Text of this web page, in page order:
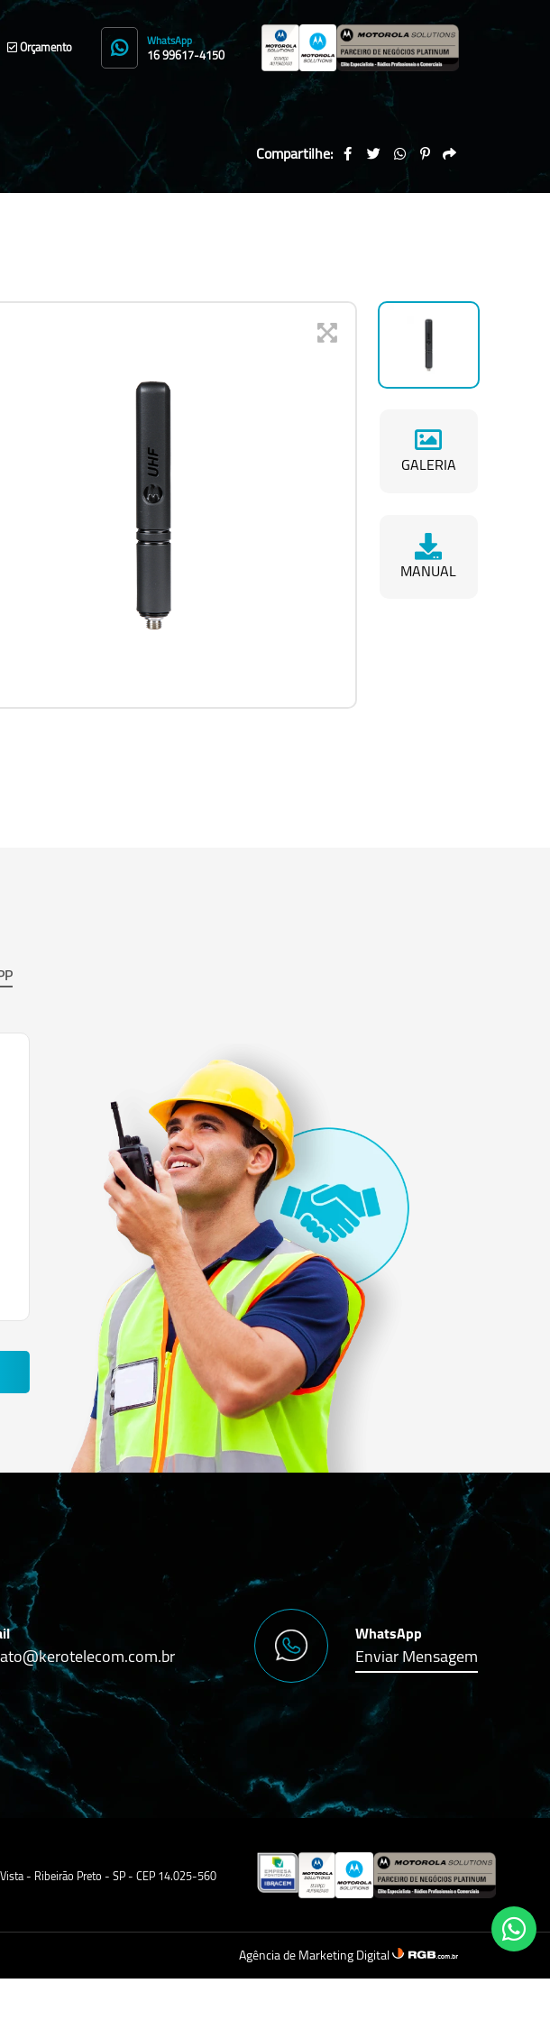
Orçamento WhatsApp
16 99617-4150
Compartilhe:
GALERIA
MANUAL
WhatsApp
Enviar Mensagem
- Ribeirão Preto - SP - CEP 14.025-560
Agência de Marketing Digital